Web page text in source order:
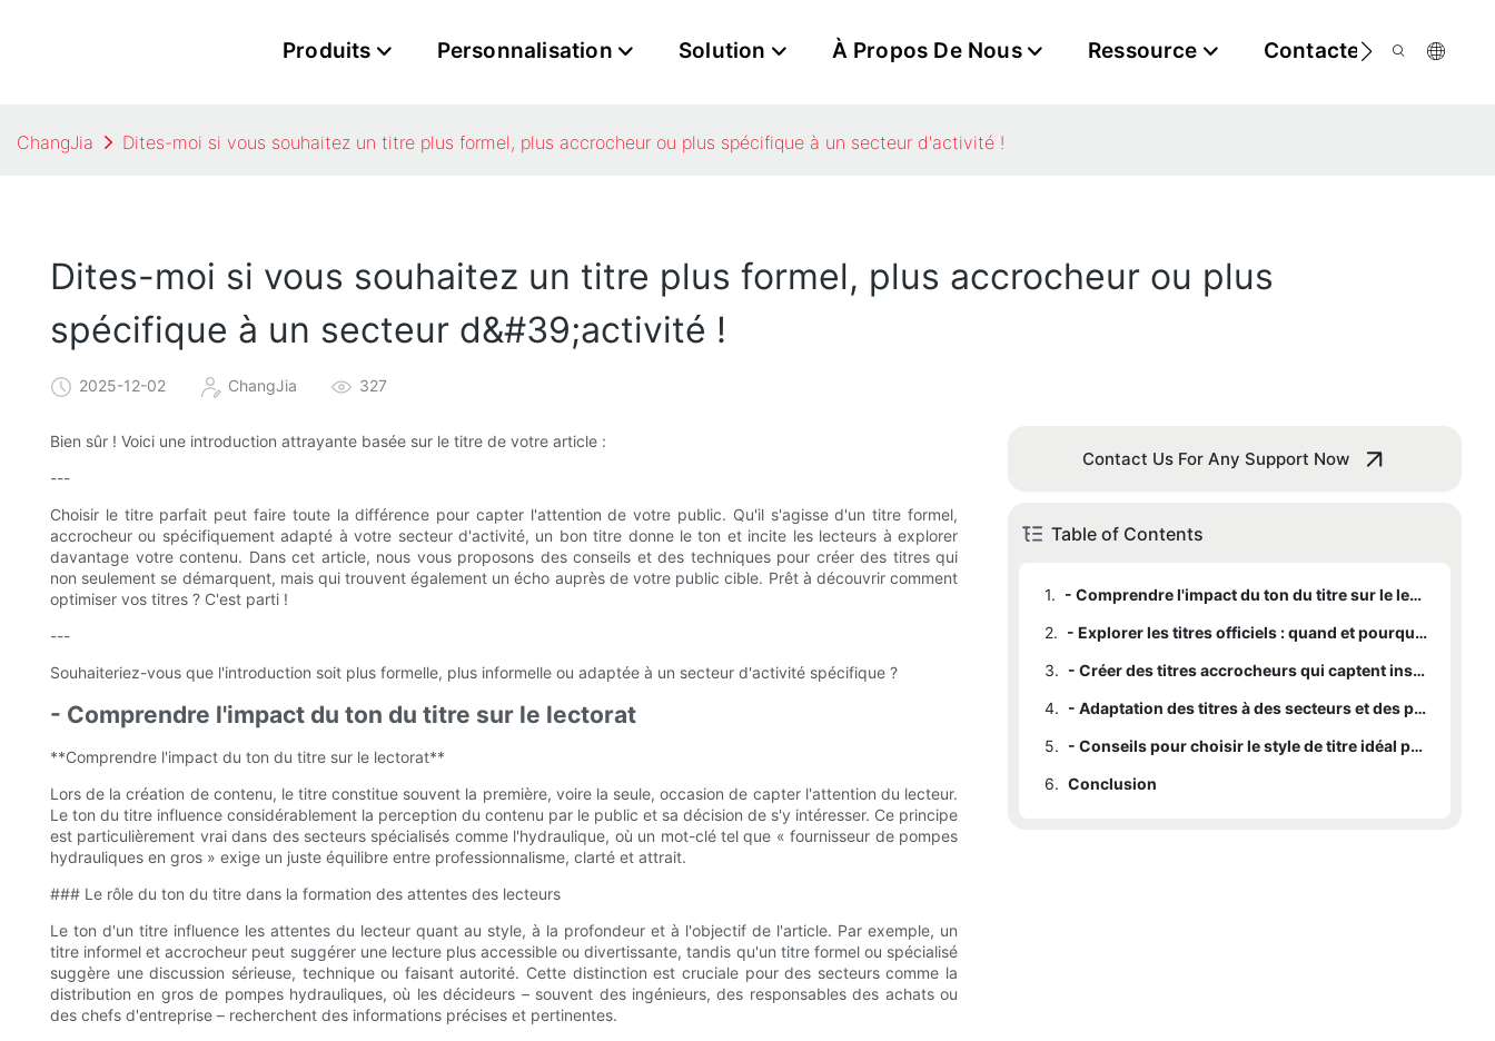
Produits Personnalisation Solution À Propos De Nous Ressource Contactez-Nous
ChangJia Dites-moi si vous souhaitez un titre plus formel, plus accrocheur ou plus spécifique à un secteur d'activité !
Dites-moi si vous souhaitez un titre plus formel, plus accrocheur ou plus
spécifique à un secteur d&#39;activité !
2025-12-02 ChangJia 327
Bien sûr ! Voici une introduction attrayante basée sur le titre de votre article :
---
Choisir le titre parfait peut faire toute la différence pour capter l'attention de votre public. Qu'il s'agisse d'un titre formel,
accrocheur ou spécifiquement adapté à votre secteur d'activité, un bon titre donne le ton et incite les lecteurs à explorer
davantage votre contenu. Dans cet article, nous vous proposons des conseils et des techniques pour créer des titres qui
non seulement se démarquent, mais qui trouvent également un écho auprès de votre public cible. Prêt à découvrir comment
optimiser vos titres ? C'est parti !
---
Souhaiteriez-vous que l'introduction soit plus formelle, plus informelle ou adaptée à un secteur d'activité spécifique ?
- Comprendre l'impact du ton du titre sur le lectorat
**Comprendre l'impact du ton du titre sur le lectorat**
Lors de la création de contenu, le titre constitue souvent la première, voire la seule, occasion de capter l'attention du lecteur.
Le ton du titre influence considérablement la perception du contenu par le public et sa décision de s'y intéresser. Ce principe
est particulièrement vrai dans des secteurs spécialisés comme l'hydraulique, où un mot-clé tel que « fournisseur de pompes
hydrauliques en gros » exige un juste équilibre entre professionnalisme, clarté et attrait.
### Le rôle du ton du titre dans la formation des attentes des lecteurs
Le ton d'un titre influence les attentes du lecteur quant au style, à la profondeur et à l'objectif de l'article. Par exemple, un
titre informel et accrocheur peut suggérer une lecture plus accessible ou divertissante, tandis qu'un titre formel ou spécialisé
suggère une discussion sérieuse, technique ou faisant autorité. Cette distinction est cruciale pour des secteurs comme la
distribution en gros de pompes hydrauliques, où les décideurs – souvent des ingénieurs, des responsables des achats ou
des chefs d'entreprise – recherchent des informations précises et pertinentes.
Contact Us For Any Support Now
Table of Contents
1.
- Comprendre l'impact du ton du titre sur le lectorat
2.
- Explorer les titres officiels : quand et pourquoi les choisir
3.
- Créer des titres accrocheurs qui captent instantanément l'attention
4.
- Adaptation des titres à des secteurs et des publics spécifiques
5.
- Conseils pour choisir le style de titre idéal pour votre contenu
6. Conclusion